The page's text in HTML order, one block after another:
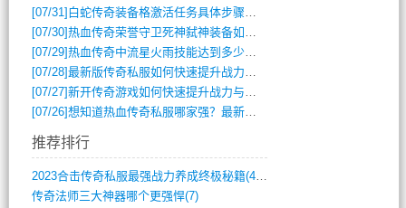
[07/31] 白蛇传奇装备格激活任务具体步骤是什么？如何完成？
[07/30]热血传奇荣誉守卫死神弑神装备如何获取与佩戴攻略？
[07/29]热血传奇中流星火雨技能达到多少级可以开始练装备？
[07/28]最新版传奇私服如何快速提升战力与获取稀有装备？
[07/27]新开传奇游戏如何快速提升战力与获取稀有装备？
[07/26]想知道热血传奇私服哪家强？最新排行榜攻略全解析
推荐排行
2023合击传奇私服最强战力养成终极秘籍(428)
传奇法师三大神器哪个更强悍(7)